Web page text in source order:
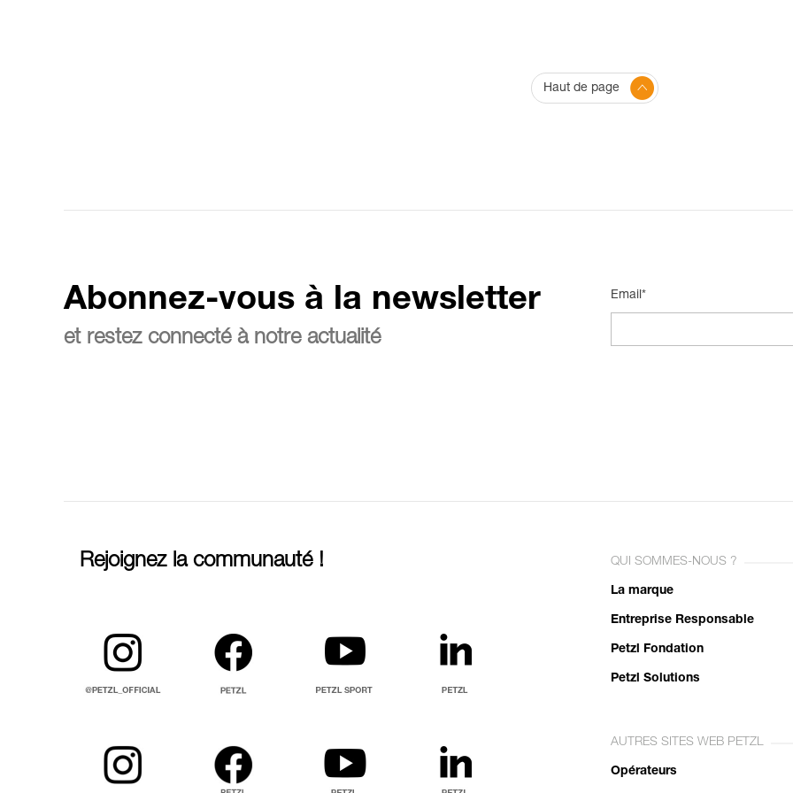
Haut de page
Abonnez-vous à la newsletter
et restez connecté à notre actualité
Email*
Rejoignez la communauté ! QUI SOMMES-NOUS ?
La marque
Entreprise Responsable
Petzl Fondation
Petzl Solutions
AUTRES SITES WEB PETZL
Opérateurs